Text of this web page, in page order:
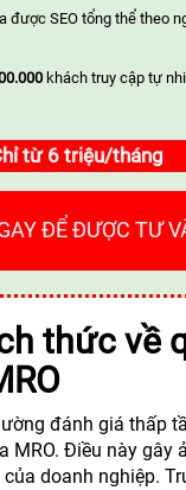
được SEO tổng thể theo
khách truy cập tự
từ 6 triệu/tháng
ĐỂ ĐƯỢC TƯ
thức về
đánh giá thấp
MRO. Điều này gây
doanh nghiệp.